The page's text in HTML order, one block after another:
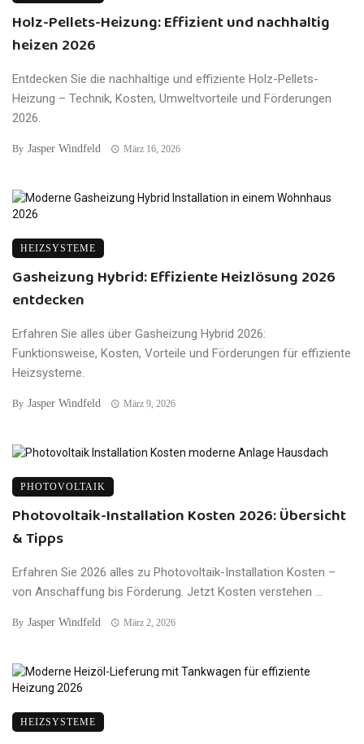
Holz-Pellets-Heizung: Effizient und nachhaltig
heizen 2026
Entdecken Sie die nachhaltige und effiziente Holz-Pellets-
Heizung – Technik, Kosten, Umweltvorteile und Förderungen
2026.
By Jasper Windfeld März 16, 2026
HEIZSYSTEME
Gasheizung Hybrid: Effiziente Heizlösung 2026
entdecken
Erfahren Sie alles über Gasheizung Hybrid 2026:
Funktionsweise, Kosten, Vorteile und Förderungen für effiziente
Heizsysteme.
By Jasper Windfeld März 9, 2026
PHOTOVOLTAIK
Photovoltaik-Installation Kosten 2026: Übersicht
& Tipps
Erfahren Sie 2026 alles zu Photovoltaik-Installation Kosten –
von Anschaffung bis Förderung. Jetzt Kosten verstehen ...
By Jasper Windfeld März 2, 2026
HEIZSYSTEME